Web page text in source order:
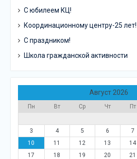
С юбилеем КЦ!
Координационному центру-25 лет!
С праздником!
Школа гражданской активности
Август 2026
Пн Вт Ср Чт Пт
3
4 5 6 7
10
11 12 13 14
17
18 19 20 21